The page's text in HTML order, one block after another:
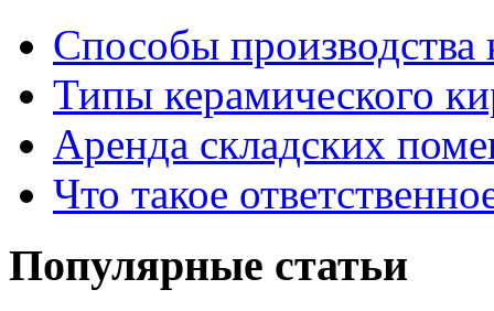
Способы производства
Типы керамического
Аренда складских
Что такое
Популярные статьи